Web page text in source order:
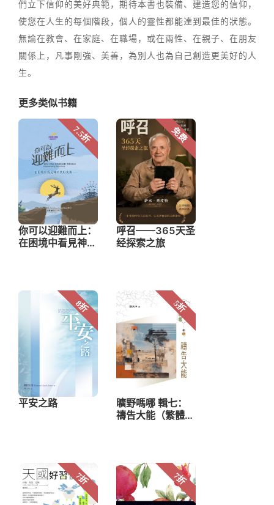
們立下信仰的美好典範，期待本書也裝備、建造您的信仰，
使您在人生的每個階段，個人的靈性都能達到最佳的狀態。
無論在教會、在家庭、在職場，或在兩性、在親子、在朋友
關係上，凡事剛強、美善，為別人也為自己創造更美好的人
生。
更多类似书籍